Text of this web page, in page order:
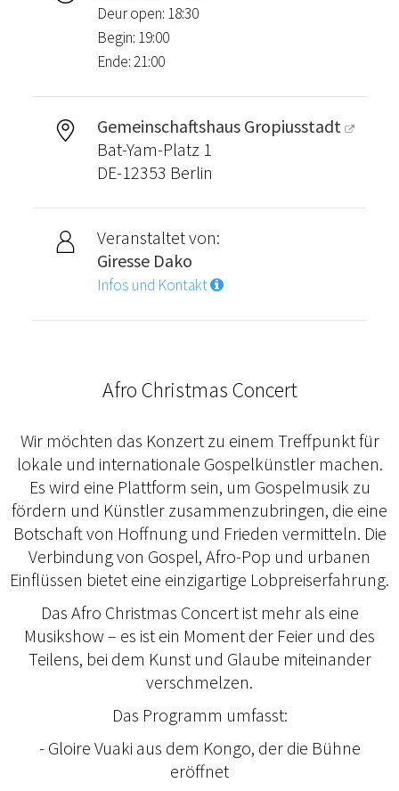
Deur open: 18:30
Begin: 19:00
Ende: 21:00
Gemeinschaftshaus Gropiusstadt
Bat-Yam-Platz 1
DE-12353 Berlin
Veranstaltet von:
Giresse Dako
Infos und Kontakt
Afro Christmas Concert
Wir möchten das Konzert zu einem Treffpunkt für
lokale und internationale Gospelkünstler machen.
Es wird eine Plattform sein, um Gospelmusik zu
fördern und Künstler zusammenzubringen, die eine
Botschaft von Hoffnung und Frieden vermitteln. Die
Verbindung von Gospel, Afro-Pop und urbanen
Einflüssen bietet eine einzigartige Lobpreiserfahrung.
Das Afro Christmas Concert ist mehr als eine
Musikshow – es ist ein Moment der Feier und des
Teilens, bei dem Kunst und Glaube miteinander
verschmelzen.
Das Programm umfasst:
- Gloire Vuaki aus dem Kongo, der die Bühne
eröffnet